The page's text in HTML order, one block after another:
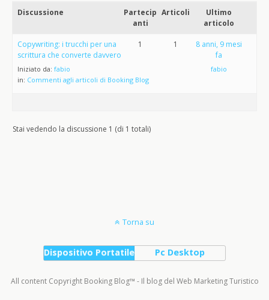
Discussione
Partecip
anti
Articoli
Ultimo
articolo
Copywriting: i trucchi per una
scrittura che converte davvero
Iniziato da: fabio
in: Commenti agli articoli di Booking Blog
1 1
8 anni, 9 mesi
fa
fabio
Stai vedendo la discussione 1 (di 1 totali)
Torna su
Dispositivo Portatile Pc Desktop
All content Copyright Booking Blog™ - Il blog del Web Marketing Turistico